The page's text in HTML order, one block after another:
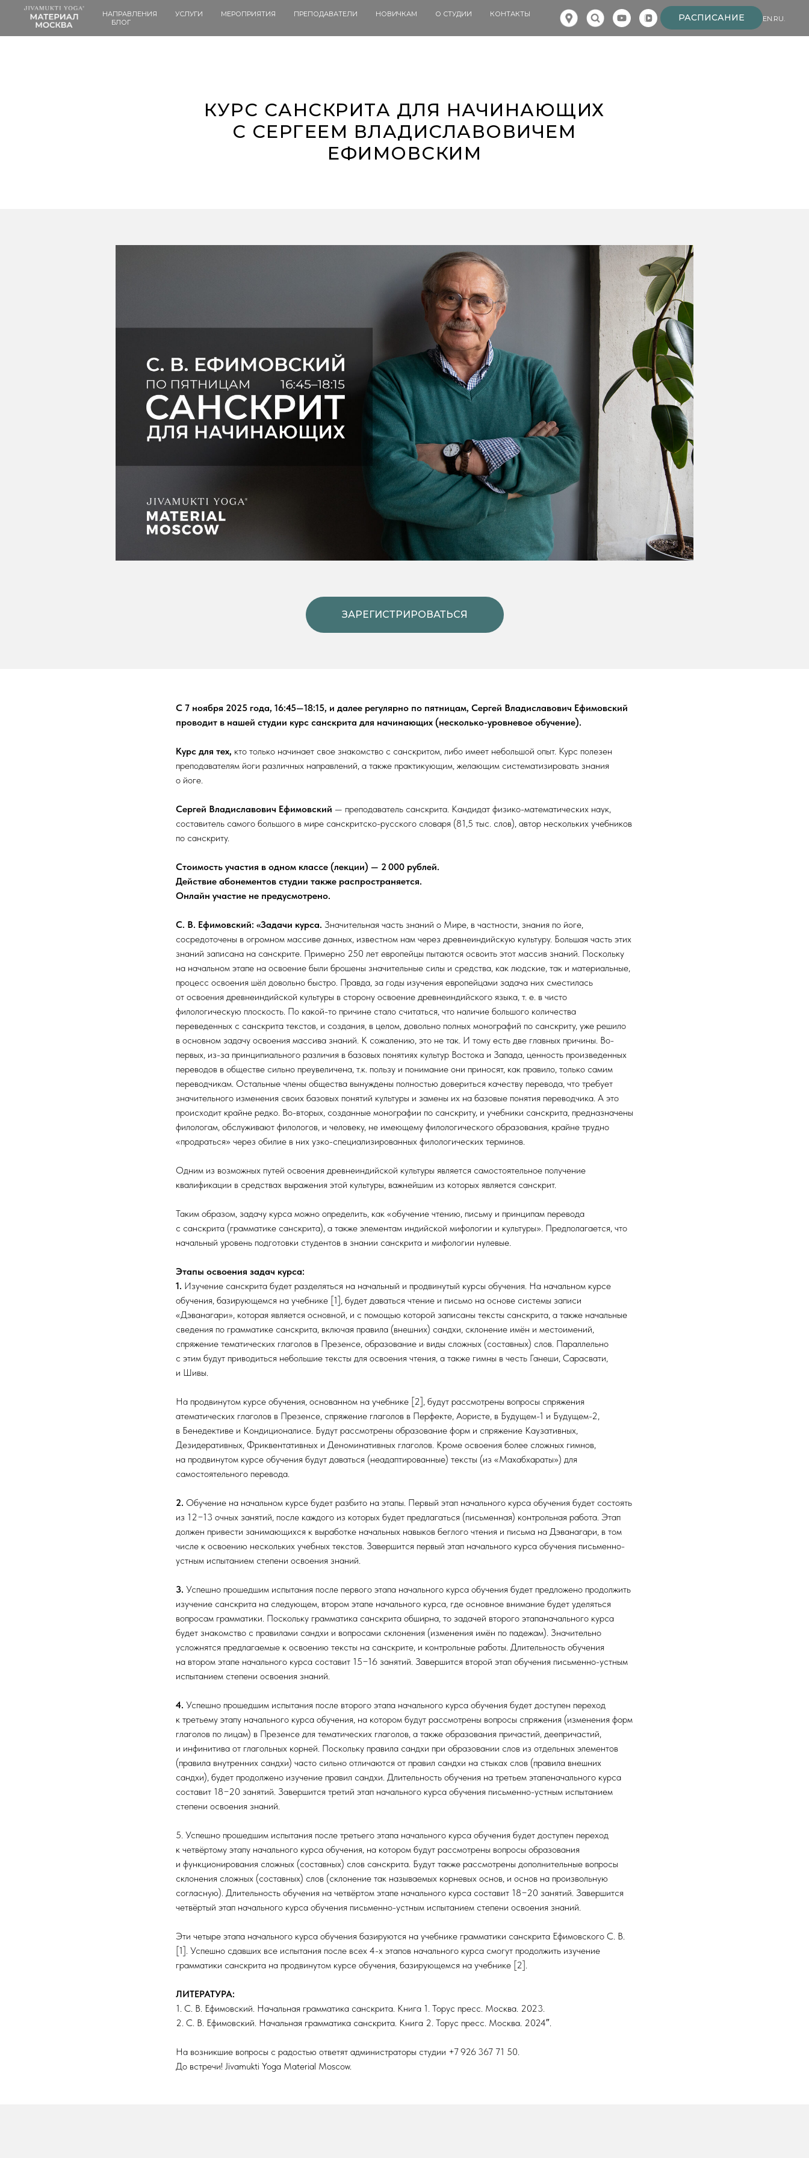
НАПРАВЛЕНИЯ УСЛУГИ МЕРОПРИЯТИЯ ПРЕПОДАВАТЕЛИ НОВИЧКАМ О СТУДИИ
КОНТАКТЫ
БЛОГ
РАСПИСАНИЕ EN.RU.
КУРС САНСКРИТА ДЛЯ НАЧИНАЮЩИХ
C СЕРГЕЕМ ВЛАДИСЛАВОВИЧЕМ
ЕФИМОВСКИМ
ЗАРЕГИСТРИРОВАТЬСЯ
С 7 ноября 2025 года, 16:45—18:15, и далее регулярно по пятницам, Сергей Владиславович Ефимовский
проводит в нашей студии курс санскрита для начинающих (несколько-уровневое обучение).
Курс для тех, кто только начинает свое знакомство с санскритом, либо имеет небольшой опыт. Курс полезен
преподавателям йоги различных направлений, а также практикующим, желающим систематизировать знания
о йоге.
Сергей Владиславович Ефимовский — преподаватель санскрита. Кандидат физико-математических наук,
составитель самого большого в мире санскритско-русского словаря (81,5 тыс. слов), автор нескольких учебников
по санскриту.
Стоимость участия в одном классе (лекции) — 2 000 рублей.
Действие абонементов студии также распространяется.
Онлайн участие не предусмотрено.
С. В. Ефимовский: «Задачи курса. Значительная часть знаний о Мире, в частности, знания по йоге,
сосредоточены в огромном массиве данных, известном нам через древнеиндийскую культуру. Большая часть этих
знаний записана на санскрите. Примерно 250 лет европейцы пытаются освоить этот массив знаний. Поскольку
на начальном этапе на освоение были брошены значительные силы и средства, как людские, так и материальные,
процесс освоения шёл довольно быстро. Правда, за годы изучения европейцами задача них сместилась
от освоения древнеиндийской культуры в сторону освоение древнеиндийского языка, т. е. в чисто
филологическую плоскость. По какой-то причине стало считаться, что наличие большого количества
переведенных с санскрита текстов, и создания, в целом, довольно полных монографий по санскриту, уже решило
в основном задачу освоения массива знаний. К сожалению, это не так. И тому есть две главных причины. Во-
первых, из-за принципиального различия в базовых понятиях культур Востока и Запада, ценность произведенных
переводов в обществе сильно преувеличена, т.к. пользу и понимание они приносят, как правило, только самим
переводчикам. Остальные члены общества вынуждены полностью довериться качеству перевода, что требует
значительного изменения своих базовых понятий культуры и замены их на базовые понятия переводчика. А это
происходит крайне редко. Во-вторых, созданные монографии по санскриту, и учебники санскрита, предназначены
филологам, обслуживают филологов, и человеку, не имеющему филологического образования, крайне трудно
«продраться» через обилие в них узко-специализированных филологических терминов.
Одним из возможных путей освоения древнеиндийской культуры является самостоятельное получение
квалификации в средствах выражения этой культуры, важнейшим из которых является санскрит.
Таким образом, задачу курса можно определить, как «обучение чтению, письму и принципам перевода
с санскрита (грамматике санскрита), а также элементам индийской мифологии и культуры». Предполагается, что
начальный уровень подготовки студентов в знании санскрита и мифологии нулевые.
Этапы освоения задач курса:
1. Изучение санскрита будет разделяться на начальный и продвинутый курсы обучения. На начальном курсе
обучения, базирующемся на учебнике [1], будет даваться чтение и письмо на основе системы записи
«Дэванагари», которая является основной, и с помощью которой записаны тексты санскрита, а также начальные
сведения по грамматике санскрита, включая правила (внешних) сандхи, склонение имён и местоимений,
спряжение тематических глаголов в Презенсе, образование и виды сложных (составных) слов. Параллельно
с этим будут приводиться небольшие тексты для освоения чтения, а также гимны в честь Ганеши, Сарасвати,
и Шивы.
На продвинутом курсе обучения, основанном на учебнике [2], будут рассмотрены вопросы спряжения
атематических глаголов в Презенсе, спряжение глаголов в Перфекте, Аористе, в Будущем-1 и Будущем-2,
в Бенедективе и Кондиционалисе. Будут рассмотрены образование форм и спряжение Каузативных,
Дезидеративных, Фриквентативных и Деноминативных глаголов. Кроме освоения более сложных гимнов,
на продвинутом курсе обучения будут даваться (неадаптированные) тексты (из «Махабхараты») для
самостоятельного перевода.
2. Обучение на начальном курсе будет разбито на этапы. Первый этап начального курса обучения будет состоять
из 12−13 очных занятий, после каждого из которых будет предлагаться (письменная) контрольная работа. Этап
должен привести занимающихся к выработке начальных навыков беглого чтения и письма на Дэванагари, в том
числе к освоению нескольких учебных текстов. Завершится первый этап начального курса обучения письменно-
устным испытанием степени освоения знаний.
3. Успешно прошедшим испытания после первого этапа начального курса обучения будет предложено продолжить
изучение санскрита на следующем, втором этапе начального курса, где основное внимание будет уделяться
вопросам грамматики. Поскольку грамматика санскрита обширна, то задачей второго этапаначального курса
будет знакомство с правилами сандхи и вопросами склонения (изменения имён по падежам). Значительно
усложнятся предлагаемые к освоению тексты на санскрите, и контрольные работы. Длительность обучения
на втором этапе начального курса составит 15−16 занятий. Завершится второй этап обучения письменно-устным
испытанием степени освоения знаний.
4. Успешно прошедшим испытания после второго этапа начального курса обучения будет доступен переход
к третьему этапу начального курса обучения, на котором будут рассмотрены вопросы спряжения (изменения форм
глаголов по лицам) в Презенсе для тематических глаголов, а также образования причастий, деепричастий,
и инфинитива от глагольных корней. Поскольку правила сандхи при образовании слов из отдельных элементов
(правила внутренних сандхи) часто сильно отличаются от правил сандхи на стыках слов (правила внешних
сандхи), будет продолжено изучение правил сандхи. Длительность обучения на третьем этапеначального курса
составит 18−20 занятий. Завершится третий этап начального курса обучения письменно-устным испытанием
степени освоения знаний.
5. Успешно прошедшим испытания после третьего этапа начального курса обучения будет доступен переход
к четвёртому этапу начального курса обучения, на котором будут рассмотрены вопросы образования
и функционирования сложных (составных) слов санскрита. Будут также рассмотрены дополнительные вопросы
склонения сложных (составных) слов (склонение так называемых корневых основ, и основ на произвольную
согласную). Длительность обучения на четвёртом этапе начального курса составит 18−20 занятий. Завершится
четвёртый этап начального курса обучения письменно-устным испытанием степени освоения знаний.
Эти четыре этапа начального курса обучения базируются на учебнике грамматики санскрита Ефимовского С. В.
[1]. Успешно сдавших все испытания после всех 4-х этапов начального курса смогут продолжить изучение
грамматики санскрита на продвинутом курсе обучения, базирующемся на учебнике [2].
ЛИТЕРАТУРА:
1. С. В. Ефимовский. Начальная грамматика санскрита. Книга 1. Торус пресс. Москва. 2023.
2. С. В. Ефимовский. Начальная грамматика санскрита. Книга 2. Торус пресс. Москва. 2024″.
На возникшие вопросы с радостью ответят администраторы студии +7 926 367 71 50.
До встречи! Jivamukti Yoga Material Moscow.